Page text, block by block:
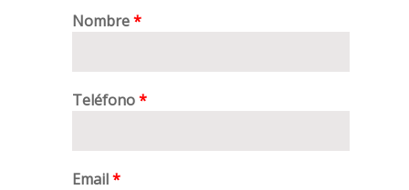
Nombre*
Teléfono*
Email*